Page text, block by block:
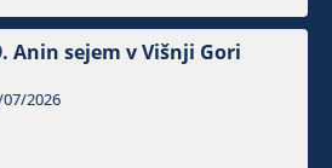
Anin sejem v Višnji Gori
2026